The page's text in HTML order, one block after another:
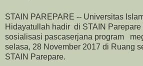
STAIN PAREPARE -- Universitas
Hidayatullah hadir di STAIN Parepare
sosialisasi pascaserjana program
selasa, 28 November 2017 di Ruang
STAIN Parepare.